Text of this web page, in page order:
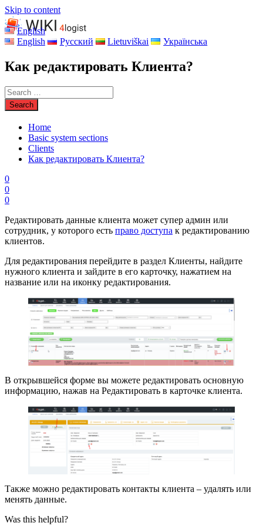
Skip to content
English
English
Русский Lietuviškai Українська
Как редактировать Клиента?
Home
Basic system sections
Clients
Как редактировать Клиента?
0
0
0
Редактировать данные клиента может супер админ или
сотрудник, у которого есть право доступа к редактированию
клиентов.
Для редактирования перейдите в раздел Клиенты, найдите
нужного клиента и зайдите в его карточку, нажатием на
название или на иконку редактирования.
В открывшейся форме вы можете редактировать основную
информацию, нажав на Редактировать в карточке клиента.
Также можно редактировать контакты клиента – удалять или
менять данные.
Was this helpful?